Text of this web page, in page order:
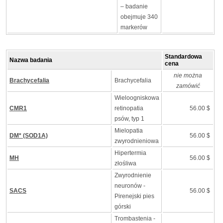
– badanie
obejmuje 340
markerów
Nazwa badania
Standardowa
cena
Brachycefalia Brachycefalia
nie można
zamówić
CMR1
Wieloogniskowa
retinopatia
psów, typ 1
56.00 $
DM* (SOD1A)
Mielopatia
zwyrodnieniowa
56.00 $
MH
Hipertermia
złośliwa
56.00 $
SACS
Zwyrodnienie
neuronów -
Pirenejski pies
górski
56.00 $
Trombastenia -